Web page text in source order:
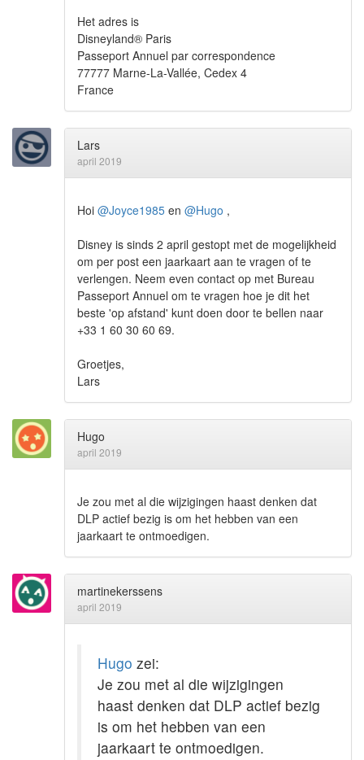
Het adres is
Disneyland® Paris
Passeport Annuel par correspondence
77777 Marne-La-Vallée, Cedex 4
France
Lars
april 2019
Hoi @Joyce1985 en @Hugo ,
Disney is sinds 2 april gestopt met de mogelijkheid
om per post een jaarkaart aan te vragen of te
verlengen. Neem even contact op met Bureau
Passeport Annuel om te vragen hoe je dit het
beste 'op afstand' kunt doen door te bellen naar
+33 1 60 30 60 69.
Groetjes,
Lars
Hugo
april 2019
Je zou met al die wijzigingen haast denken dat
DLP actief bezig is om het hebben van een
jaarkaart te ontmoedigen.
martinekerssens
april 2019
Hugo zei:
Je zou met al die wijzigingen
haast denken dat DLP actief bezig
is om het hebben van een
jaarkaart te ontmoedigen.